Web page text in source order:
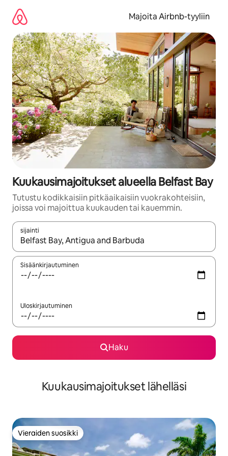
sisältö
väliin
Majoita Airbnb-tyyliin
Kuukausimajoitukset alueella Belfast Bay
Tutustu kodikkaisiin pitkäaikaisiin vuokrakohteisiin,
joissa voi majoittua kuukauden tai kauemmin.
sijainti
Kun tulokset ovat saatavilla, navigoi ylös- ja alas-
Sisäänkirjautuminen
Uloskirjautuminen
Haku
Kuukausimajoitukset lähelläsi
Vieraiden suosikki
Vieraiden suosikki